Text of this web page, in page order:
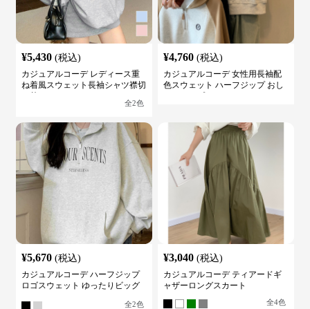
¥5,430 (税込)
カジュアルコーデ レディース重
ね着風スウェット長袖シャツ襟切
全2色
¥4,760 (税込)
カジュアルコーデ 女性用長袖配
色スウェット ハーフジップ おし
¥5,670 (税込)
カジュアルコーデ ハーフジップ
ロゴスウェット ゆったりビッグ
全2色
¥3,040 (税込)
カジュアルコーデ ティアードギ
ャザーロングスカート
全4色